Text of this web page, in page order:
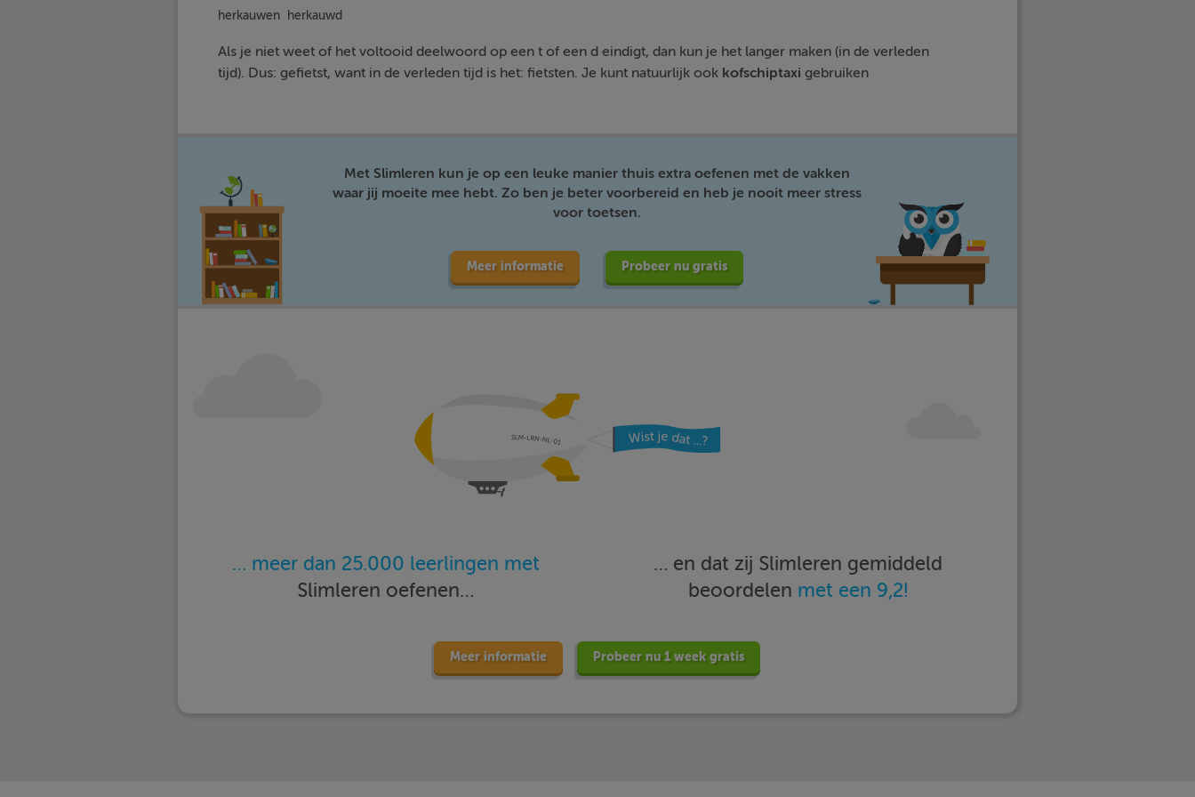
herkauwen
herkauwd
Als je niet weet of het voltooid deelwoord op een tof een deindigt, dan kun je het langer maken (in de verleden
tijd). Dus: gefietst, want in de verleden tijd is het: fietsten. Je kunt natuurlijk ook kofschiptaxi gebruiken
Met Slimleren kun je op een leuke manier thuis extra oefenen met de vakken
waar jij moeite mee hebt. Zo ben je beter voorbereid en heb je nooit meer stress
voor toetsen.
Meer informatie Probeer nu gratis
… meer dan 25.000 leerlingen met
Slimleren oefenen…
… en dat zij Slimleren gemiddeld
beoordelen met een 9,2!
Meer informatie Probeer nu 1 week gratis